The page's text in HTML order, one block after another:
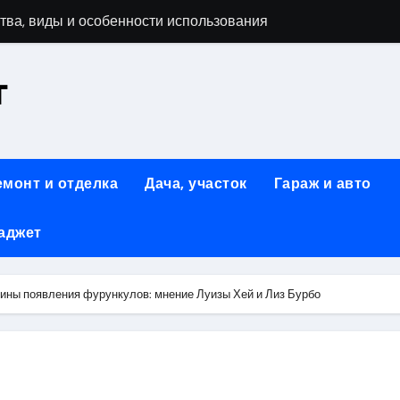
виды и особенности использования
помощник при ремонтных работах
к Успешному Реализации Ваших Идей
и практичность
Дома: Экологичность и Практичность
и отделка Дача, участок Гараж и авто
появления фурункулов: мнение Луизы Хей и Лиз Бурбо